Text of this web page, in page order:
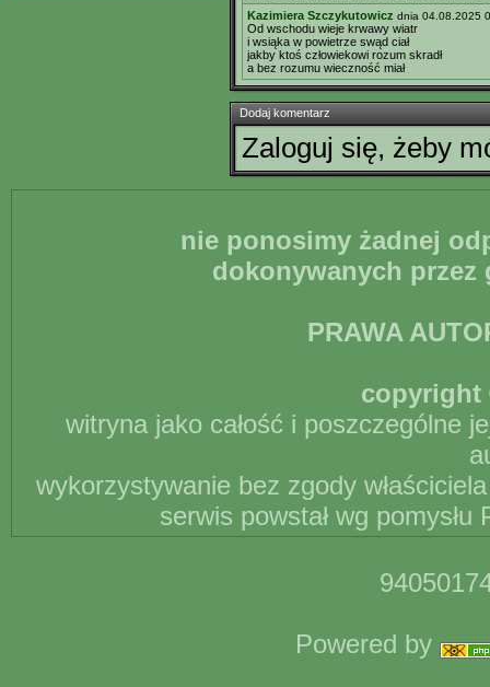
Kazimiera Szczykutowicz dnia 04.08.2025
Od wschodu wieje krwawy wiatr
i wsiąka w powietrze swąd ciał
jakby ktoś człowiekowi rozum skradł
a bez rozumu wieczność miał
Dodaj komentarz
Zaloguj się, żeby
nie ponosimy żadnej
dokonywanych
PRAWA
copyright
witryna jako całość i poszczególne
wykorzystywanie bez zgody
serwis powstał wg
Powered by